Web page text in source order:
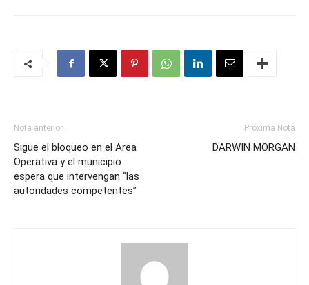
Nota anterior
Sigue el bloqueo en el Area
Operativa y el municipio
espera que intervengan “las
autoridades competentes”
Próxima Nota
DARWIN MORGAN